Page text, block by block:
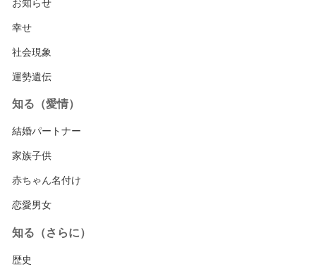
お知らせ
幸せ
社会現象
運勢遺伝
知る（愛情）
結婚パートナー
家族子供
赤ちゃん名付け
恋愛男女
知る（さらに）
歴史